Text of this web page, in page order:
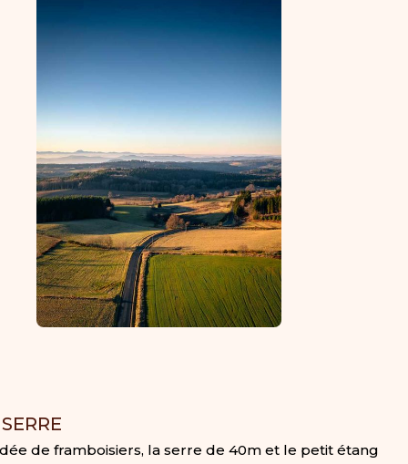
de framboisiers, la serre de 40m et le petit étang